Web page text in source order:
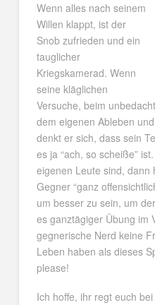
Wenn alles nach seinem
Willen klappt, ist der
Snob zufrieden und ein
tauglicher
Kriegskamerad. Wenn
seine kläglichen
Versuche, beim
dem eigenen Ableben
denkt er sich, dass sein
es ja “ach, so scheiße”
eigenen Leute sind, dann
Gegner “ganz
um besser zu sein, um
es ganztägiger Übung im
gegnerische Nerd keine
Leben haben als dieses
please!
Ich hoffe, ihr regt euch